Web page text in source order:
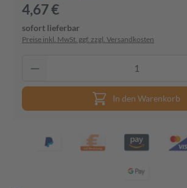
4,67 €
sofort lieferbar
Preise inkl. MwSt. ggf. zzgl. Versandkosten
In den Warenkorb